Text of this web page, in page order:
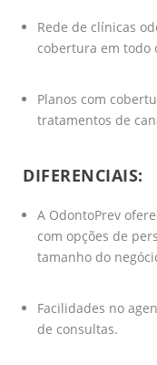
Rede de clínicas
cobertura em todo
Planos com
tratamentos de
DIFERENCIAIS:
A OdontoPrev
com opções de
tamanho do
Facilidades no
de consultas.